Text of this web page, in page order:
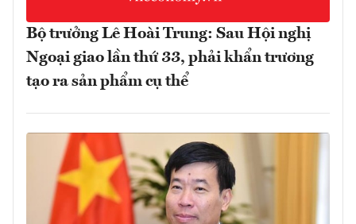
Bộ trưởng Lê Hoài Trung: Sau Hội nghị
Ngoại giao lần thứ 33, phải khẩn trương
tạo ra sản phẩm cụ thể